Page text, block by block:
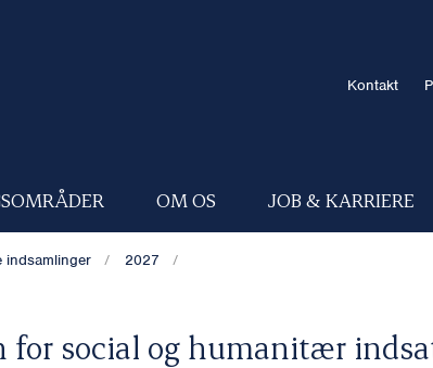
Kontakt
OM OS JOB & KARRIERE
indsamlinger
2027
for social og humanitær